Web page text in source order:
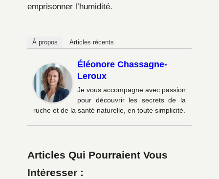
emprisonner l’humidité.
À propos Articles récents
Éléonore Chassagne-
Leroux
Je vous accompagne avec passion
pour découvrir les secrets de la
ruche et de la santé naturelle, en toute simplicité.
Articles Qui Pourraient Vous
Intéresser :